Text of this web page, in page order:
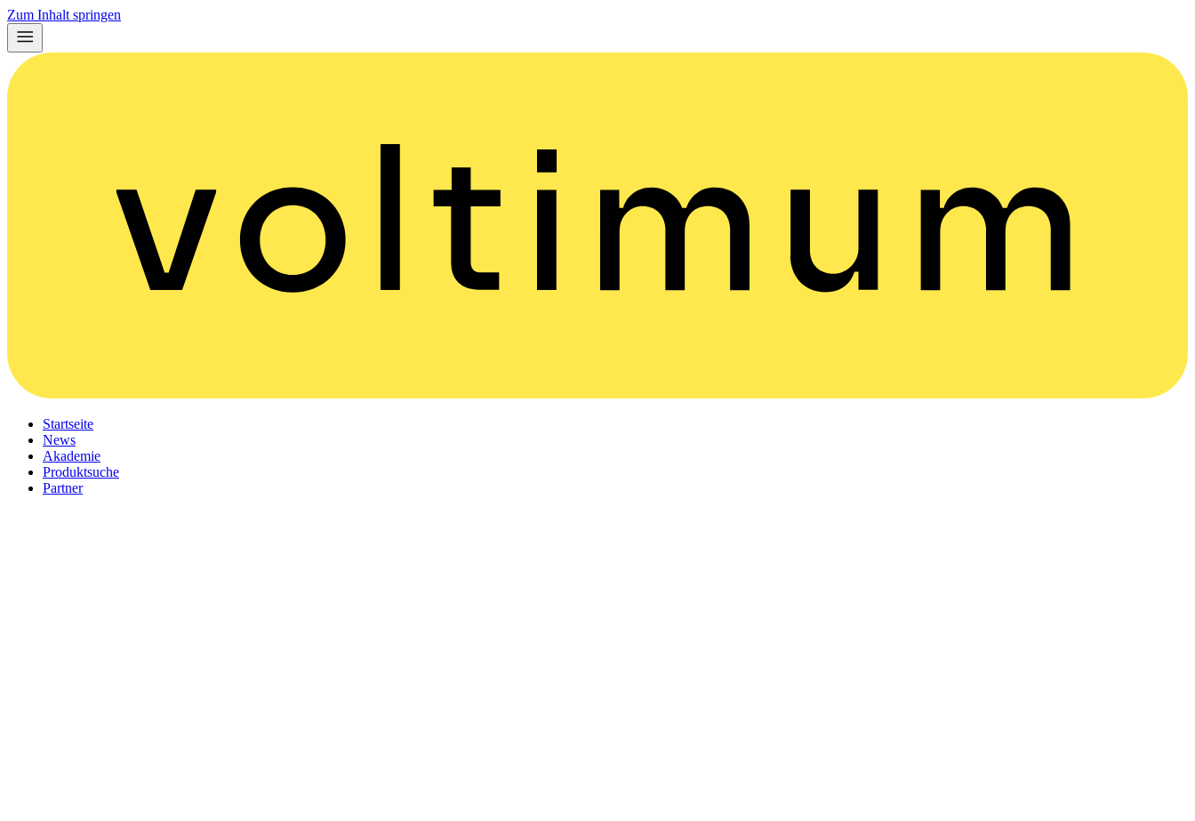
Zum Inhalt springen
Startseite
News
Akademie
Produktsuche
Partner